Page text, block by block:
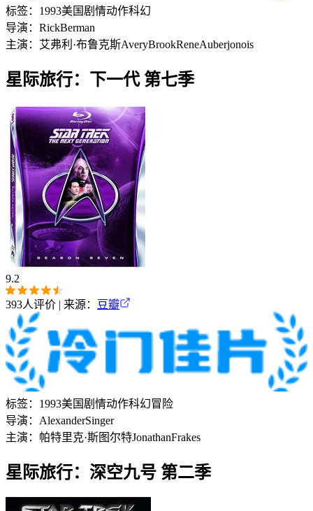
标签： 1993美国剧情动作科幻
导演： RickBerman
主演： 艾弗利·布鲁克斯AveryBrookReneAuberjonois
星际旅行：下一代 第七季
9.2
393人评价 | 来源： 豆瓣
标签： 1993美国 剧情动作科幻冒险
导演： AlexanderSinger
主演： 帕特里克·斯图尔特JonathanFrakes
星际旅行：深空九号 第二季